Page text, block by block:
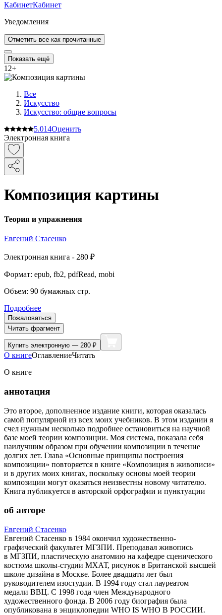
КабинетКабинет
Уведомления
Отметить все как прочитанные
Показать ещё
12+
Все
Искусство
Искусство: общие вопросы
5.014Оценить
Электронная книга
Композиция картины
Теория и упражнения
Евгений Стасенко
Электронная книга - 280 ₽
Формат: epub, fb2, pdfRead, mobi
Объем: 90 бумажных стр.
Подробнее
Пожаловаться
Читать фрагмент
Купить электронную — 280 ₽
О книгеОглавлениеЧитать
О книге
аннотация
Это второе, дополненное издание книги, которая оказалась
самой популярной из всех моих учебников. В этом издании я
счел нужным несколько подробнее остановиться на научной
базе моей теории композиции. Моя система, показала себя
наилучшим образом при обучении композиции в течение
долгих лет. Глава «Основные принципы построения
композиции» повторяется в книге «Композиция в живописи»
и в других моих книгах, поскольку основы моей теории
композиции могут оказаться неизвестны новому читателю.
Книга публикуется в авторской орфографии и пунктуации
об авторе
Евгений Стасенко
Евгений Стасенко в 1984 окончил художественно-
графический факультет МГЗПИ. Преподавал живопись
в МГЗПИ, пластическую анатомию на кафедре сценического
костюма школы-студии МХАТ, рисунок в Британской высшей
школе дизайна в Москве. Более двадцати лет был
руководителем изостудии. В 1994 году стал лауреатом
медали ВВЦ. С 1998 года член Международного
художественного фонда. В 2006 году биография была
опубликована в энциклопедии WHO IS WHO В РОССИИ.